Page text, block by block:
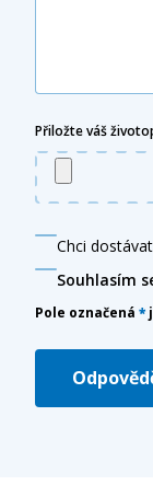
Přiložte váš
Chci
Souhlasím
Pole označená *